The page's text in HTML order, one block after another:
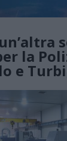
la
e